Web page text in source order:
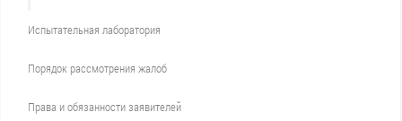
Испытательная лаборатория
Порядок рассмотрения жалоб
Права и обязанности заявителей